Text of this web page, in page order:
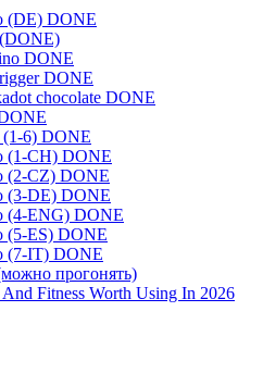
(DE) DONE
DONE
DONE
chocolate DONE
6) DONE
(1-CH) DONE
(2-CZ) DONE
(3-DE) DONE
(4-ENG) DONE
(5-ES) DONE
(7-IT) DONE
прогонять)
Fitness Worth Using In 2026